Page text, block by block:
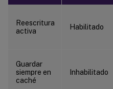
Reescritura
activa
Habilitado
Guardar
siempre en
caché
Inhabilitado